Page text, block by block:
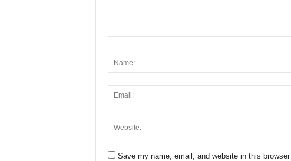
Save my name, email, and website in this